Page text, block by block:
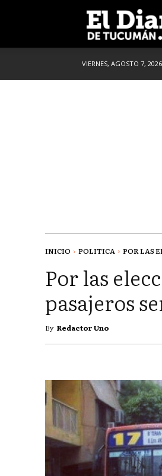
VIERNES, AGOSTO 7, 2026
INICIO POLITICA POR LAS
Por las
pasajeros
By Redactor Uno